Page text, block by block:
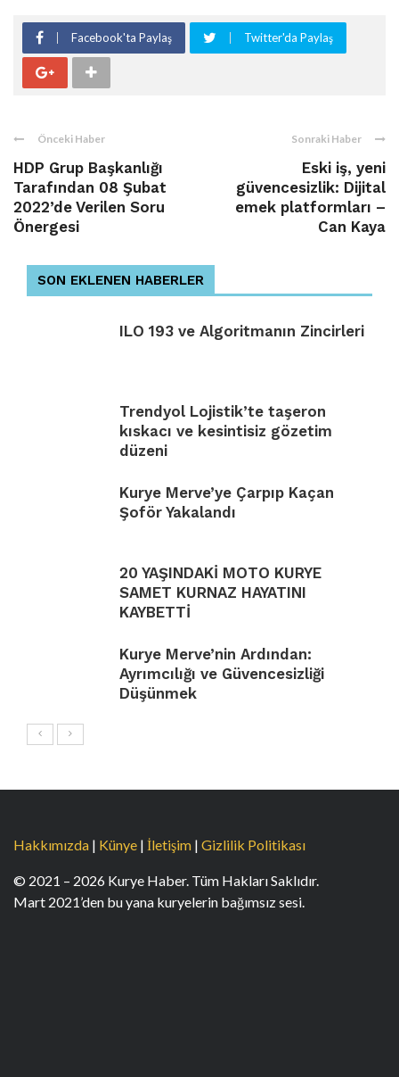
Facebook'ta Paylaş Twitter'da Paylaş
Önceki Haber
HDP Grup Başkanlığı
Tarafından 08 Şubat
2022’de Verilen Soru
Önergesi
Sonraki Haber
Eski iş, yeni
güvencesizlik: Dijital
emek platformları –
Can Kaya
SON EKLENEN HABERLER
ILO 193 ve Algoritmanın Zincirleri
Trendyol Lojistik’te taşeron
kıskacı ve kesintisiz gözetim
düzeni
Kurye Merve’ye Çarpıp Kaçan
Şoför Yakalandı
20 YAŞINDAKİ MOTO KURYE
SAMET KURNAZ HAYATINI
KAYBETTİ
Kurye Merve’nin Ardından:
Ayrımcılığı ve Güvencesizliği
Düşünmek
Hakkımızda | Künye | İletişim | Gizlilik Politikası
© 2021 – 2026 Kurye Haber. Tüm Hakları Saklıdır.
Mart 2021’den bu yana kuryelerin bağımsız sesi.